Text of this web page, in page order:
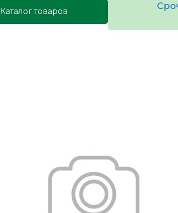
Каталог товаров